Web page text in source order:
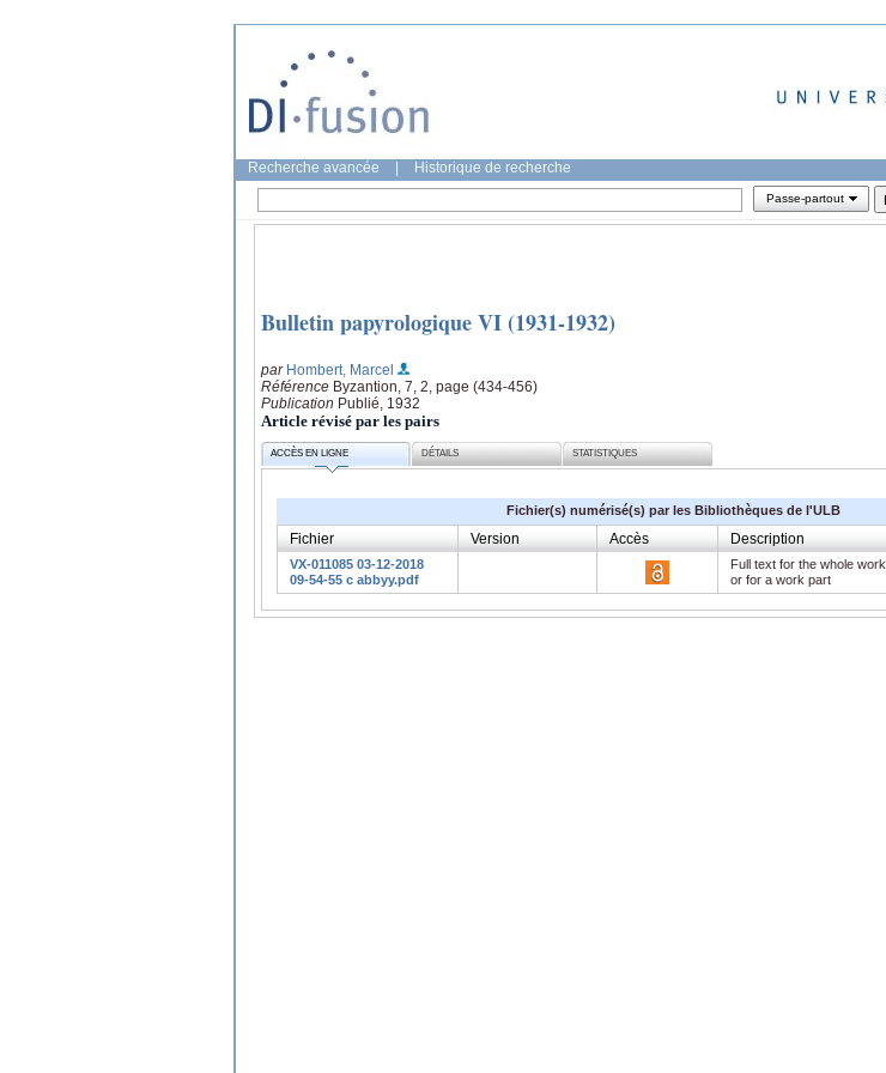
Recherche avancée Historique de recherche
Passe-partout
Bulletin papyrologique VI (1931-1932)
par Hombert, Marcel
Référence Byzantion, 7, 2, page (434-456)
Publication Publié, 1932
Article révisé par les pairs
ACCÈS EN LIGNE DÉTAILS STATISTIQUES
Fichier(s) numérisé(s) par les Bibliothèques de l'ULB
Fichier Version Accès Description
VX-011085 03-12-2018
09-54-55 c abbyy.pdf
Full text for the whole work,
or for a work part